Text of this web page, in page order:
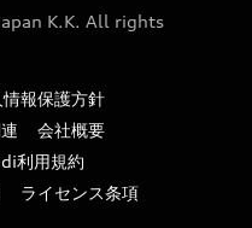
K.K. All rights
報保護方針
会社概要
利用規約
ライセンス条項